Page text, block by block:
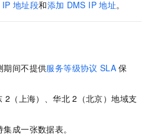
IP 地址段和添加 DMS IP 地址。
期间不提供服务等级协议 SLA 保
2（上海）、华北 2（北京）地域支
成一张数据表。